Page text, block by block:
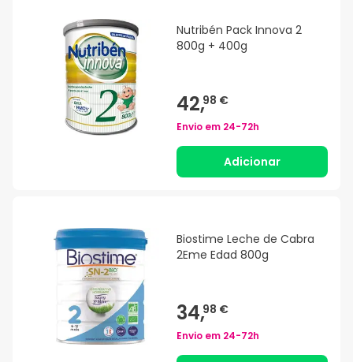
Nutribén Pack Innova 2
800g + 400g
42,98 €
Envio em 24-72h
Adicionar
Biostime Leche de Cabra
2Eme Edad 800g
34,98 €
Envio em 24-72h